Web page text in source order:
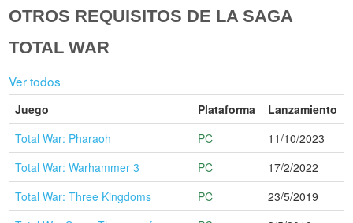
OTROS REQUISITOS DE LA SAGA
TOTAL WAR
Ver todos
Juego Plataforma
Lanzamiento
Total War: Pharaoh
PC
11/10/2023
Total War: Warhammer 3
PC
17/2/2022
Total War: Three Kingdoms
PC
23/5/2019